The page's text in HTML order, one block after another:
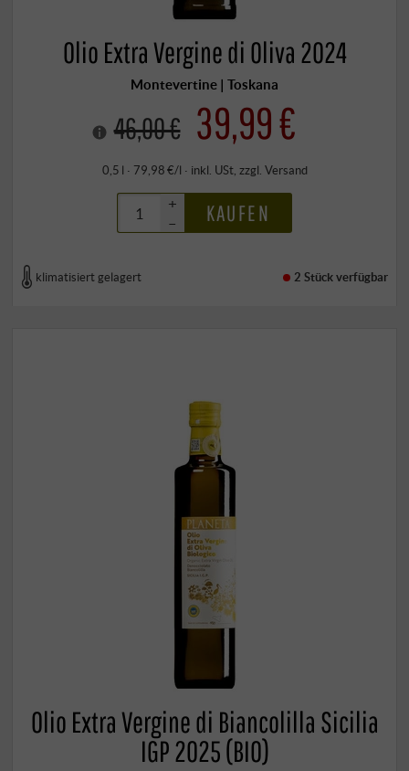
Olio Extra Vergine di Oliva 2024
Montevertine | Toskana
46,00 € 39,99 €
0,5 l · 79,98 €/l · inkl. USt, zzgl. Versand
+
–
KAUFEN
klimatisiert gelagert 2 Stückverfügbar
Olio Extra Vergine di Biancolilla Sicilia
IGP 2025 (BIO)